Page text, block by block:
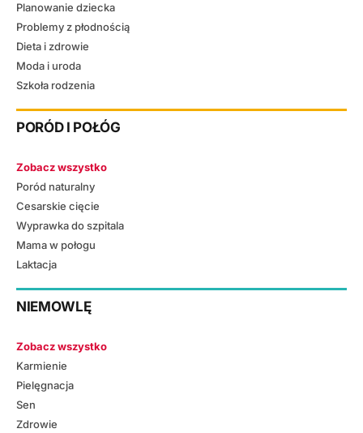
Planowanie dziecka
Problemy z płodnością
Dieta i zdrowie
Moda i uroda
Szkoła rodzenia
PORÓD I POŁÓG
Zobacz wszystko
Poród naturalny
Cesarskie cięcie
Wyprawka do szpitala
Mama w połogu
Laktacja
NIEMOWLĘ
Zobacz wszystko
Karmienie
Pielęgnacja
Sen
Zdrowie